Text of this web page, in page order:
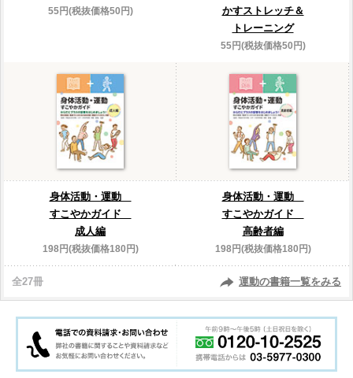
55円(税抜価格50円)
かすストレッチ＆
トレーニング
55円(税抜価格50円)
身体活動・運動
すこやかガイド
成人編
198円(税抜価格180円)
身体活動・運動
すこやかガイド
高齢者編
198円(税抜価格180円)
全27冊 運動の書籍一覧をみる